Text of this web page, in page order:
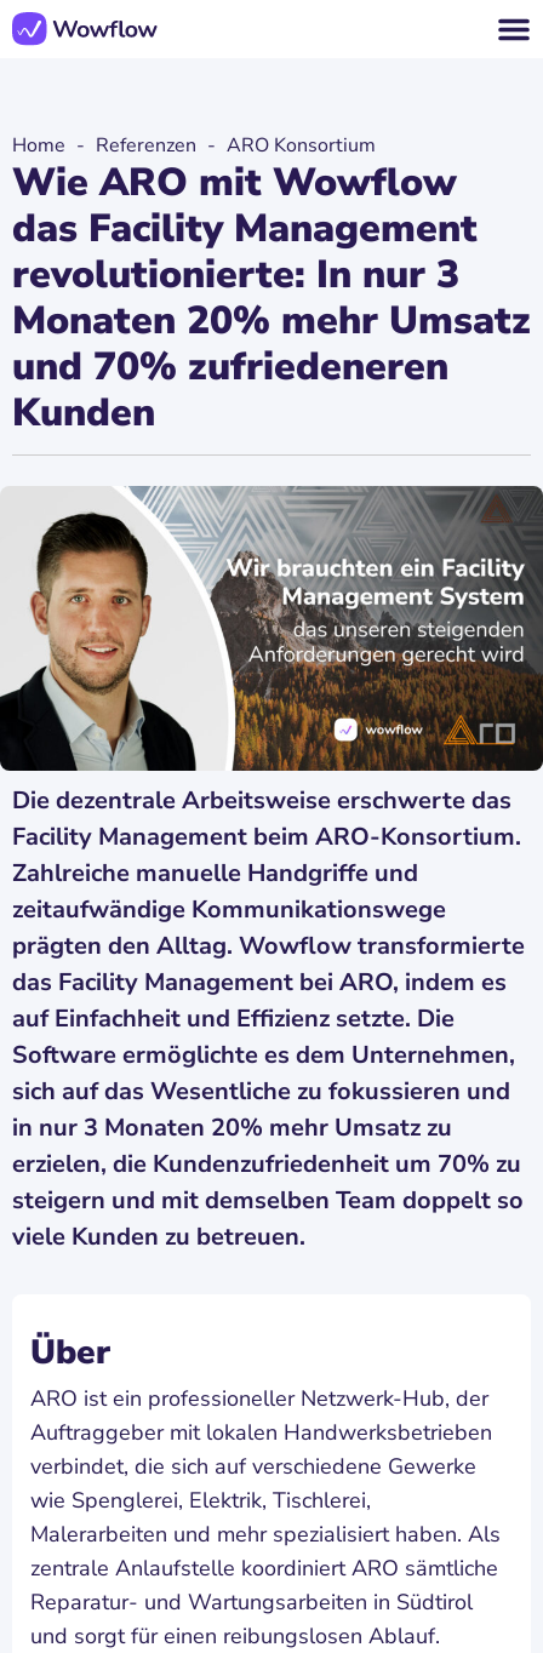
Home - Referenzen - ARO Konsortium
Wie ARO mit Wowflow
das Facility Management
revolutionierte: In nur 3
Monaten 20% mehr Umsatz
und 70% zufriedeneren
Kunden
Die dezentrale Arbeitsweise erschwerte das
Facility Management beim ARO-Konsortium.
Zahlreiche manuelle Handgriffe und
zeitaufwändige Kommunikationswege
prägten den Alltag. Wowflow transformierte
das Facility Management bei ARO, indem es
auf Einfachheit und Effizienz setzte. Die
Software ermöglichte es dem Unternehmen,
sich auf das Wesentliche zu fokussieren und
in nur 3 Monaten 20% mehr Umsatz zu
erzielen, die Kundenzufriedenheit um 70% zu
steigern und mit demselben Team doppelt so
viele Kunden zu betreuen.
Über
ARO ist ein professioneller Netzwerk-Hub, der
Auftraggeber mit lokalen Handwerksbetrieben
verbindet, die sich auf verschiedene Gewerke
wie Spenglerei, Elektrik, Tischlerei,
Malerarbeiten und mehr spezialisiert haben. Als
zentrale Anlaufstelle koordiniert ARO sämtliche
Reparatur- und Wartungsarbeiten in Südtirol
und sorgt für einen reibungslosen Ablauf.